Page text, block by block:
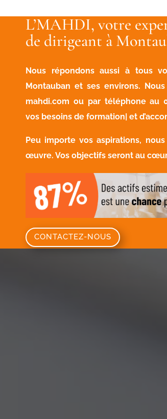
L’MAHDI, votre
de dirigeant à
Nous répondons aussi à tous
Montauban et ses environs.
mahdi.com ou par téléphone au
vos besoins de formation| et
Peu importe vos aspirations,
œuvre. Vos objectifs seront au
CONTACTEZ-NOUS